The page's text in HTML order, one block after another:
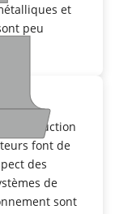
et
peu
production
font de
des
de
sont